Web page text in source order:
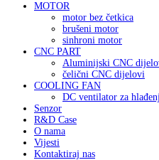
MOTOR
motor bez četkica
brušeni motor
sinhroni motor
CNC PART
Aluminijski CNC
čelični CNC dijelovi
COOLING FAN
DC ventilator za
Senzor
R&D Case
O nama
Vijesti
Kontaktiraj nas